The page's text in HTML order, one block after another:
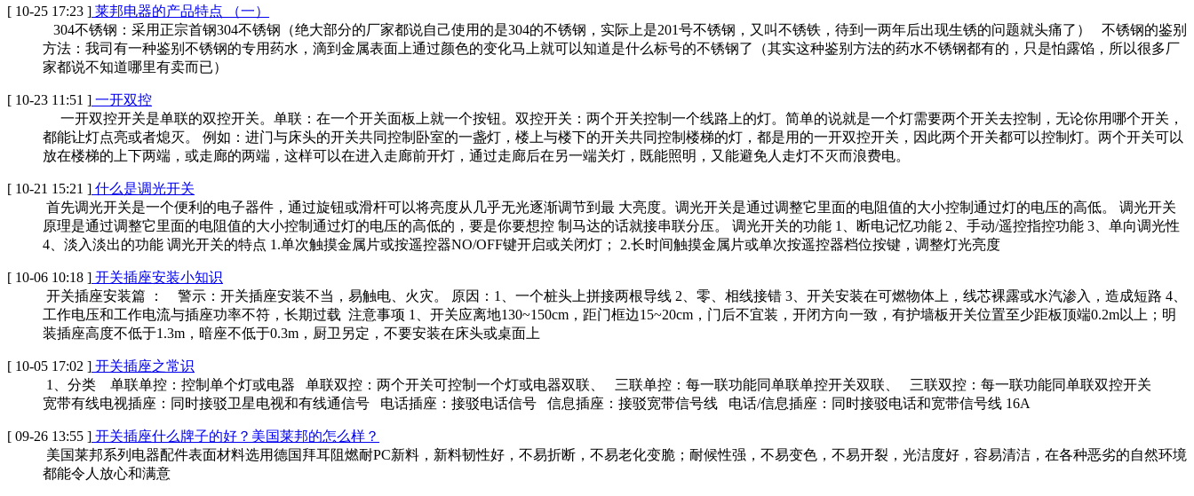
[ 10-25 17:23 ] 莱邦电器的产品特点 （一）
304不锈钢：采用正宗首钢304不锈钢（绝大部分的厂家都说自己使用的是304的不锈钢，实际上是201号不锈钢，又叫不锈铁，待到一两年后出现生锈的问题就头痛了） 不锈钢的鉴别
方法：我司有一种鉴别不锈钢的专用药水，滴到金属表面上通过颜色的变化马上就可以知道是什么标号的不锈钢了（其实这种鉴别方法的药水不锈钢都有的，只是怕露馅，所以很多厂
家都说不知道哪里有卖而已）
[ 10-23 11:51 ] 一开双控
一开双控开关是单联的双控开关。单联：在一个开关面板上就一个按钮。双控开关：两个开关控制一个线路上的灯。简单的说就是一个灯需要两个开关去控制，无论你用哪个开关，
都能让灯点亮或者熄灭。 例如：进门与床头的开关共同控制卧室的一盏灯，楼上与楼下的开关共同控制楼梯的灯，都是用的一开双控开关，因此两个开关都可以控制灯。两个开关可以
放在楼梯的上下两端，或走廊的两端，这样可以在进入走廊前开灯，通过走廊后在另一端关灯，既能照明，又能避免人走灯不灭而浪费电。
[ 10-21 15:21 ] 什么是调光开关
首先调光开关是一个便利的电子器件，通过旋钮或滑杆可以将亮度从几乎无光逐渐调节到最 大亮度。调光开关是通过调整它里面的电阻值的大小控制通过灯的电压的高低。 调光开关
原理是通过调整它里面的电阻值的大小控制通过灯的电压的高低的，要是你要想控 制马达的话就接串联分压。 调光开关的功能 1、断电记忆功能 2、手动/遥控指控功能 3、单向调光性
4、淡入淡出的功能 调光开关的特点 1.单次触摸金属片或按遥控器NO/OFF键开启或关闭灯； 2.长时间触摸金属片或单次按遥控器档位按键，调整灯光亮度
[ 10-06 10:18 ] 开关插座安装小知识
开关插座安装篇 ： 警示：开关插座安装不当，易触电、火灾。 原因：1、一个桩头上拼接两根导线 2、零、相线接错 3、开关安装在可燃物体上，线芯裸露或水汽渗入，造成短路 4、
工作电压和工作电流与插座功率不符，长期过载 注意事项 1、开关应离地130~150cm，距门框边15~20cm，门后不宜装，开闭方向一致，有护墙板开关位置至少距板顶端0.2m以上；明
装插座高度不低于1.3m，暗座不低于0.3m，厨卫另定，不要安装在床头或桌面上
[ 10-05 17:02 ] 开关插座之常识
1、分类 单联单控：控制单个灯或电器 单联双控：两个开关可控制一个灯或电器双联、 三联单控：每一联功能同单联单控开关双联、 三联双控：每一联功能同单联双控开关
宽带有线电视插座：同时接驳卫星电视和有线通信号 电话插座：接驳电话信号 信息插座：接驳宽带信号线 电话/信息插座：同时接驳电话和宽带信号线 16A
[ 09-26 13:55 ] 开关插座什么牌子的好？美国莱邦的怎么样？
美国莱邦系列电器配件表面材料选用德国拜耳阻燃耐PC新料，新料韧性好，不易折断，不易老化变脆；耐候性强，不易变色，不易开裂，光洁度好，容易清洁，在各种恶劣的自然环境
都能令人放心和满意